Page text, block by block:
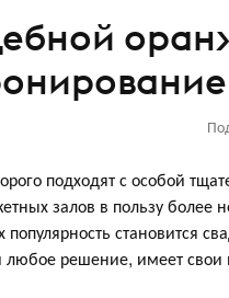
подходят с особой
залов в пользу более
становится
решение, имеет свои